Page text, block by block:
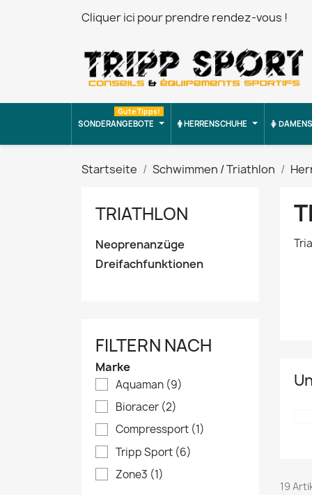
Cliquer ici pour prendre rendez-vous !
SONDERANGEBOTE
Gute Tipps!
HERRENSCHUHE
Startseite Schwimmen / Triathlon
TRIATHLON
Neoprenanzüge
Dreifachfunktionen
FILTERN NACH
Marke
Aquaman (9)
Bioracer (2)
Compressport (1)
Tripp Sport (6)
Zone3 (1)
19